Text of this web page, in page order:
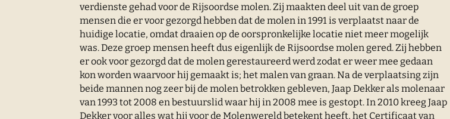
verdienste gehad voor de Rijsoordse molen. Zij maakten deel uit van de groep
mensen die er voor gezorgd hebben dat de molen in 1991 is verplaatst naar de
huidige locatie, omdat draaien op de oorspronkelijke locatie niet meer mogelijk
was. Deze groep mensen heeft dus eigenlijk de Rijsoordse molen gered. Zij hebben
er ook voor gezorgd dat de molen gerestaureerd werd zodat er weer mee gedaan
kon worden waarvoor hij gemaakt is; het malen van graan. Na de verplaatsing zijn
beide mannen nog zeer bij de molen betrokken gebleven, Jaap Dekker als molenaar
van 1993 tot 2008 en bestuurslid waar hij in 2008 mee is gestopt. In 2010 kreeg Jaap
Dekker voor alles wat hij voor de Molenwereld betekent heeft, het Certificaat van